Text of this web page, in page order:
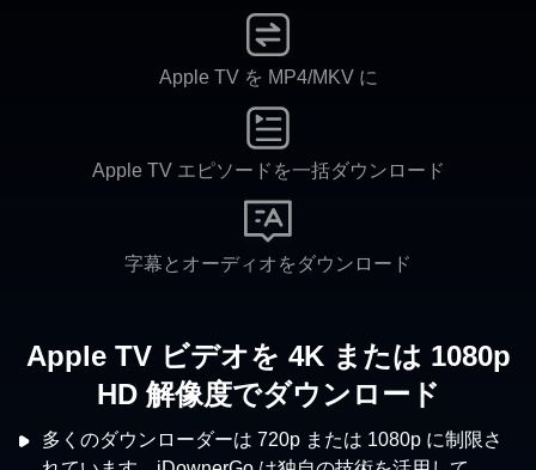
Apple TV を MP4/MKV に
Apple TV エピソードを一括ダウンロード
字幕とオーディオをダウンロード
Apple TV ビデオを 4K または 1080p
HD 解像度でダウンロード
多くのダウンローダーは 720p または 1080p に制限さ